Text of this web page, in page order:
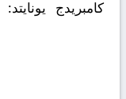
كامبريدج يونايتد: